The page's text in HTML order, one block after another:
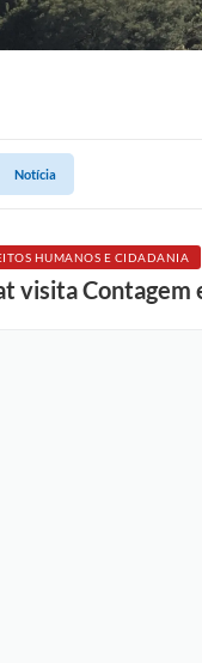
Notícia
HUMANOS E CIDADANIA
visita Contagem